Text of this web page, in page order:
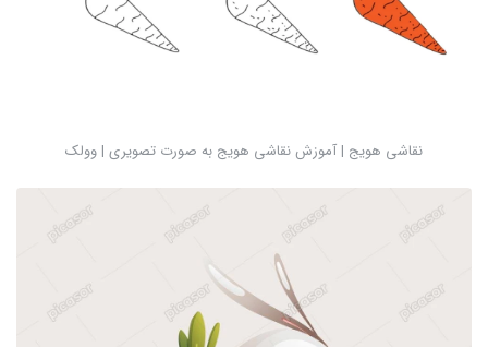
نقاشی هویج | آموزش نقاشی هویج به صورت تصویری | وولک